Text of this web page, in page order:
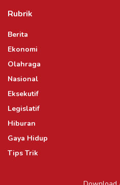
Rubrik
Berita
Ekonomi
Olahraga
Nasional
Eksekutif
Legislatif
Hiburan
Gaya Hidup
Tips Trik